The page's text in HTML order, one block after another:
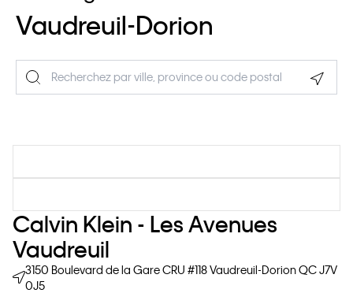
Vaudreuil-Dorion
Calvin Klein - Les Avenues
Vaudreuil
3150 Boulevard de la GareCRU #118Vaudreuil-DorionQCJ7V
0J5